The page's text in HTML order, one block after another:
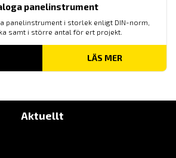
panelinstrument
panelinstrument i storlek enligt DIN-norm,
samt i större antal för ert projekt.
LÄS MER
Aktuellt